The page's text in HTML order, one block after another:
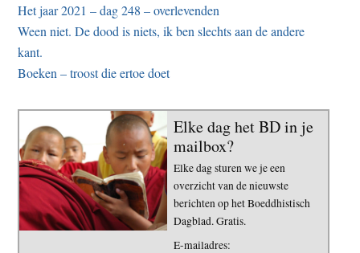
Het jaar 2021 – dag 248 – overlevenden
Ween niet. De dood is niets, ik ben slechts aan de andere
kant.
Boeken – troost die ertoe doet
Elke dag het BD in je
mailbox?
Elke dag sturen we je een
overzicht van de nieuwste
berichten op het Boeddhistisch
Dagblad. Gratis.
E-mailadres: